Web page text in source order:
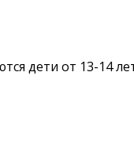
дети от 13-14